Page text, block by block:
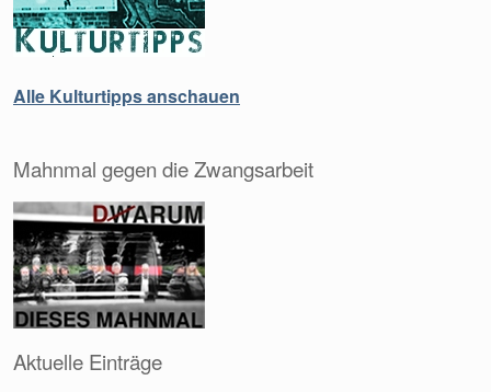
Alle Kulturtipps anschauen
Mahnmal gegen die Zwangsarbeit
Aktuelle Einträge